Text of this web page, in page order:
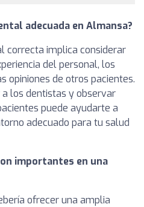
adecuada en Almansa?
correcta implica considerar
del personal, los
opiniones de otros pacientes.
los dentistas y observar
puede ayudarte a
adecuado para tu salud
importantes en una
ofrecer una amplia